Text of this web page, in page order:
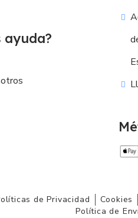
ayuda?
de Privacidad Cookies
Política de